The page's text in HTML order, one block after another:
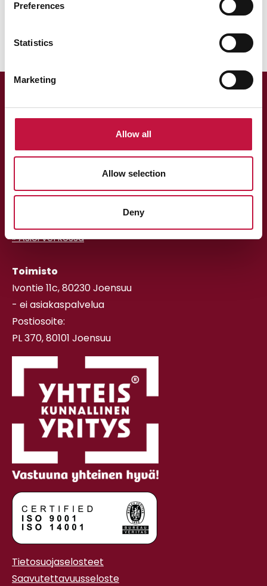
Preferences
Statistics
Marketing
Allow all
Allow selection
Deny
» Asioi verkossa
Toimisto
Ivontie 11c, 80230 Joensuu
- ei asiakaspalvelua
Postiosoite:
PL 370, 80101 Joensuu
Tietosuojaselosteet
Saavutettavuusseloste